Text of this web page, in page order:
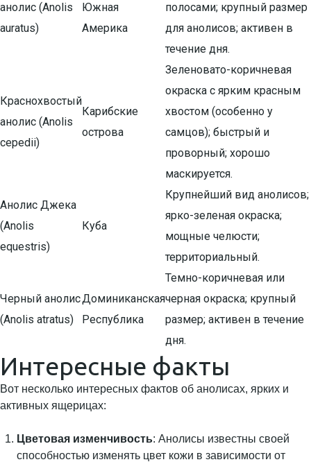
анолис (Anolis
auratus)
Южная
Америка
полосами; крупный размер
для анолисов; активен в
течение дня.
Краснохвостый
анолис (Anolis
cepedii)
Карибские
острова
Зеленовато-коричневая
окраска с ярким красным
хвостом (особенно у
самцов); быстрый и
проворный; хорошо
маскируется.
Анолис Джека
(Anolis
equestris)
Куба
Крупнейший вид анолисов;
ярко-зеленая окраска;
мощные челюсти;
территориальный.
Черный анолис
(Anolis atratus)
Доминиканская
Республика
Темно-коричневая или
черная окраска; крупный
размер; активен в течение
дня.
Интересные факты
Вот несколько интересных фактов об анолисах, ярких и
активных ящерицах:
Цветовая изменчивость: Анолисы известны своей
способностью изменять цвет кожи в зависимости от